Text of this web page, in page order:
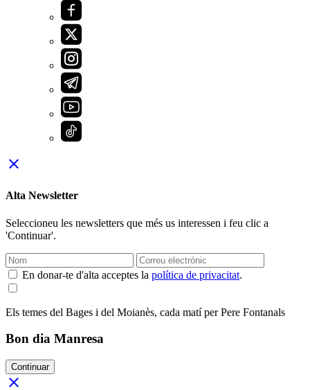
close
Alta Newsletter
Seleccioneu les newsletters que més us interessen i feu clic a
'Continuar'.
En donar-te d'alta acceptes la política de privacitat.
Els temes del Bages i del Moianès, cada matí per Pere Fontanals
Bon dia Manresa
Continuar
close